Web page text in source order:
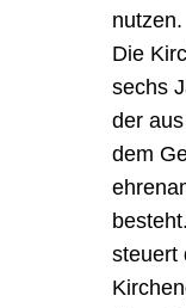
nutzen.
Die
sechs
der
dem
steuert